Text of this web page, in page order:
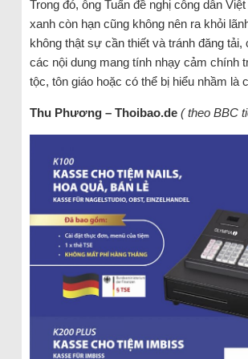
Trong đó, ông Tuấn đề nghị công dân
xanh còn hạn cũng không nên ra khỏi
không thật sự cần thiết và tránh đăng tải,
các nội dung mang tính nhạy cảm chính
tộc, tôn giáo hoặc có thể bị hiểu nhầm là
Thu Phương – Thoibao.de ( theo BBC